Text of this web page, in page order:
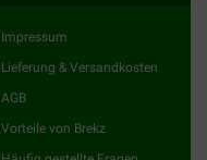
Impressum
Lieferung & Versandkosten
AGB
Vorteile von Brekz